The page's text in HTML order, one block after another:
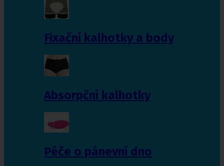
Fixační kalhotky a body
Absorpční kalhotky
Péče o pánevní dno